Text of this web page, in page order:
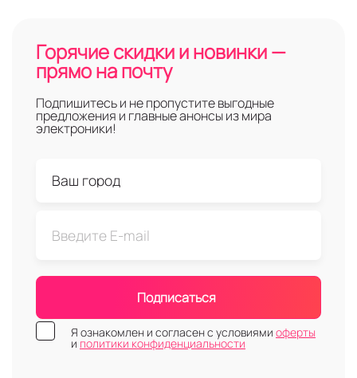
Горячие скидки и новинки —
прямо на почту
Подпишитесь и не пропустите выгодные
предложения и главные анонсы из мира
электроники!
Подписаться
Я ознакомлен и согласен с условиями оферты
и политики конфиденциальности